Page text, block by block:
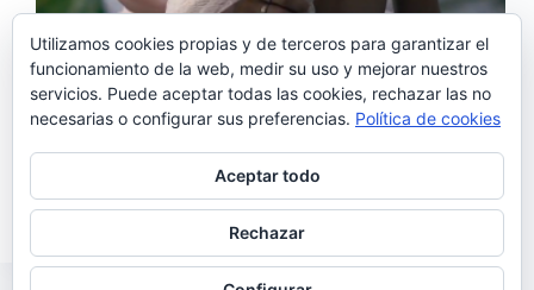
‘Inanaê’, es el nuevo tema de Daxuva, proyecto
musical del productor portugués Pedro Ferraz que si
en su primer álbum, «Le Jardin«, contaba con Nina
Miranda para poner voz a sus composiciones, en esta
ocasión colabora con el brasileño Jam Da Silva…
Noemí Sánchez
27/07/2019
Utilizamos cookies propias y de terceros para garantizar el
funcionamiento de la web, medir su uso y mejorar nuestros
servicios. Puede aceptar todas las cookies, rechazar las no
necesarias o configurar sus preferencias. Política de cookies
Aceptar todo
Rechazar